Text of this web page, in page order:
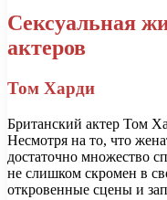
Сексуальная
актеров
Том Харди
Британский актер Том
Несмотря на то, что
достаточно множество
не слишком скромен в
откровенные сцены и